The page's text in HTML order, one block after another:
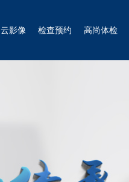
云影像 检查预约 高尚体检